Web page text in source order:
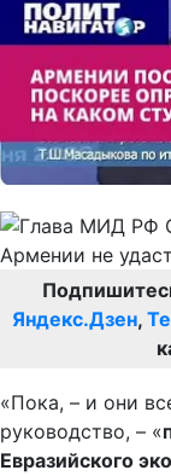
Яндекс.Дзен,
«Пока, – и они
руководство, – «
Евразийского